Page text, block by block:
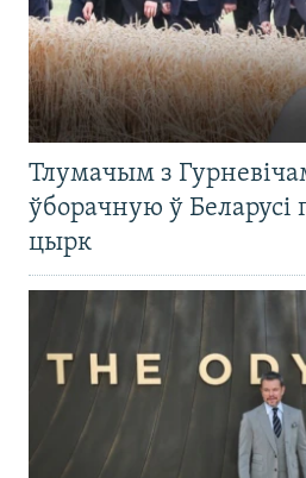
Тлумачым з
ўборачную ў Беларусі
цырк